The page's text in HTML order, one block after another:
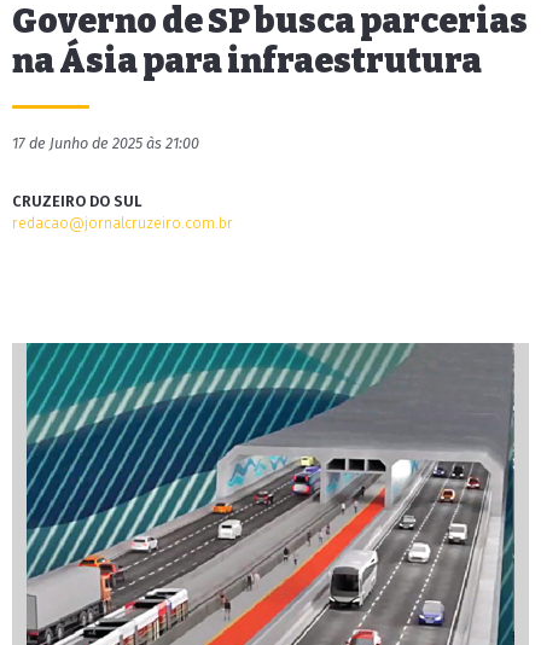
Governo de SP busca parcerias
na Ásia para infraestrutura
17 de Junho de 2025 às 21:00
CRUZEIRO DO SUL
redacao@jornalcruzeiro.com.br